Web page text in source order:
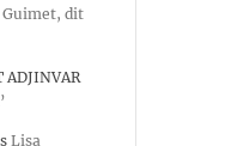
dit
ADJINVAR
Lisa